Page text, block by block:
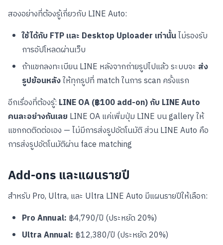
สองอย่างที่ต้องรู้เกี่ยวกับ LINE Auto:
ใช้ได้กับ FTP และ Desktop Uploader เท่านั้นไม่รองรับ
การอัปโหลดผ่านเว็บ
ถ้าแขกลงทะเบียน LINE หลังจากถ่ายรูปไปแล้ว ระบบจะ ส่ง
รูปย้อนหลังให้ทุกรูปที่ match ในการ scan ครั้งแรก
อีกเรื่องที่ต้องรู้: LINE OA (฿100 add-on) กับ LINE Auto
คนละอย่างกันเลย LINE OA แค่เพิ่มปุ่ม LINE บน gallery ให้
แขกกดติดต่อเอง — ไม่มีการส่งรูปอัตโนมัติ ส่วน LINE Auto คือ
การส่งรูปอัตโนมัติผ่าน face matching
Add-ons และแผนรายปี
สำหรับ Pro, Ultra, และ Ultra LINE Auto มีแผนรายปีให้เลือก:
Pro Annual: ฿4,790/ปี (ประหยัด 20%)
Ultra Annual: ฿12,380/ปี (ประหยัด 20%)